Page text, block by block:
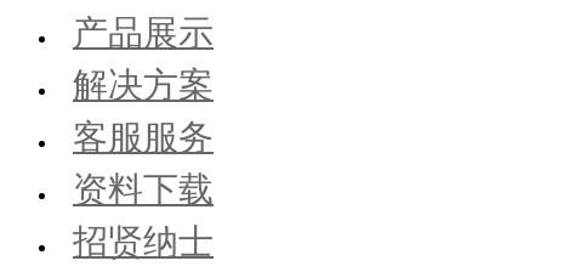
产品展示
解决方案
客服服务
资料下载
招贤纳士